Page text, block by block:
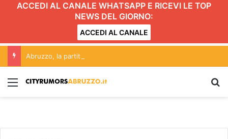
ACCEDI AL CANALE WHATSAPP E RICEVI LE TOP
NEWS DEL GIORNO:
ACCEDI AL CANALE
Menu